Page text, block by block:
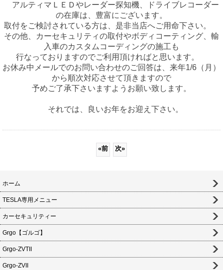
アルティマＬＥＤやレーダー探知機、ドライブレコーダー
の在庫は、豊富にございます。
取付をご検討されている方は、是非当店へご用命下さい。
その他、カーセキュリティの取付やボディコーティング、輸
入車のカスタムコーディングの施工も
行なっておりますのでご利用頂ければと思います。
お休み中メールでのお問い合わせのご回答は、来年1/6（月）
から順次対応させて頂きますので
予めご了承下さいますようお願い致します。
それでは、良いお年をお迎え下さい。
«前 次»
ホーム
TESLA専用メニュー
カーセキュリティー
Grgo【ゴルゴ】
Grgo-ZVTII
Grgo-ZVII